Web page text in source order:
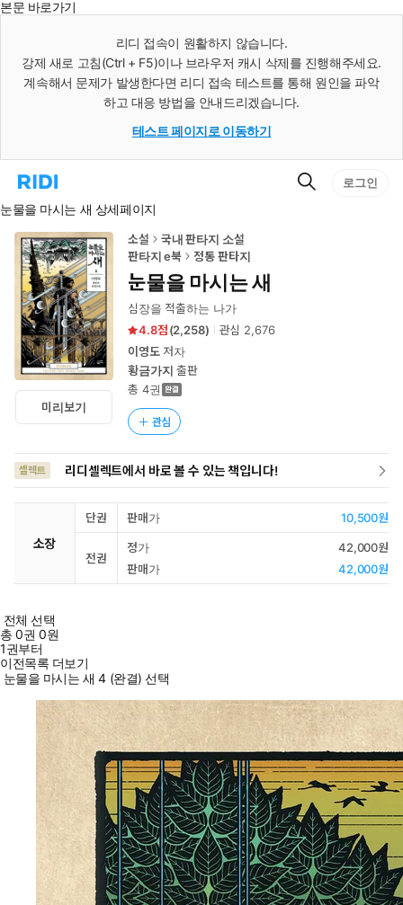
본문 바로가기
리디 접속이 원활하지 않습니다.
강제 새로 고침(Ctrl + F5)이나 브라우저 캐시 삭제를 진행해주세요.
계속해서 문제가 발생한다면 리디 접속 테스트를 통해 원인을 파악
하고 대응 방법을 안내드리겠습니다.
테스트 페이지로 이동하기
리
홈
로
이
동
검
로그인
눈물을 마시는 새 상세페이지
미리보기
소설
국내 판타지 소설
판타지 e북
정통 판타지
눈물을 마시는 새
심장을 적출하는 나가
4.8
(2,258) 관심 2,676
이영도저자
황금가지 출판
총 4권
관심
셀렉트 리디셀렉트에서 바로 볼 수 있는 책입니다!
소장
단권 판매가 10,500원
전권
정가
42,000원
판매가
42,000원
전체 선택
총0권 0원
1권부터
이전목록 더보기
눈물을 마시는 새 4 (완결) 선택